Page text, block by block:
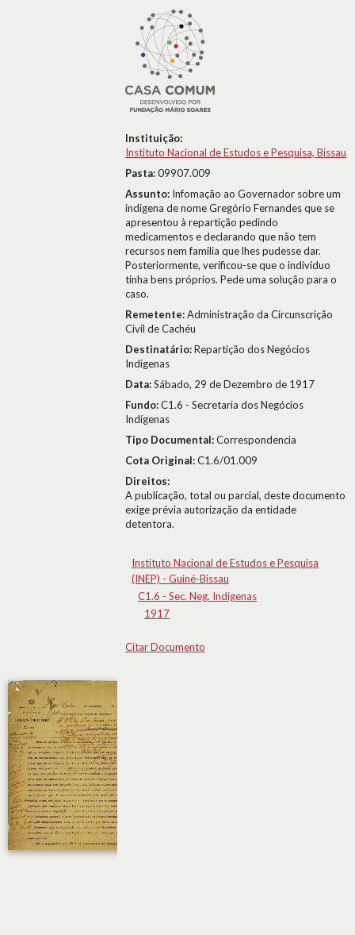
Instituição:
Instituto Nacional de Estudos e Pesquisa, Bissau
Pasta:09907.009
Assunto: Infomação ao Governador sobre um
indigena de nome Gregório Fernandes que se
apresentou à repartição pedindo
medicamentos e declarando que não tem
recursos nem familia que lhes pudesse dar.
Posteriormente, verificou-se que o individuo
tinha bens próprios. Pede uma solução para o
caso.
Remetente:Administração da Circunscrição
Civil de Cachéu
Destinatário:Repartição dos Negócios
Indígenas
Data:Sábado, 29 de Dezembro de 1917
Fundo:C1.6 - Secretaria dos Negócios
Indígenas
Tipo Documental:Correspondencia
Cota Original:C1.6/01.009
Direitos:
A publicação, total ou parcial, deste documento
exige prévia autorização da entidade
detentora.
Instituto Nacional de Estudos e Pesquisa
(INEP) - Guiné-Bissau
C1.6 - Sec. Neg. Indígenas
1917
Citar Documento